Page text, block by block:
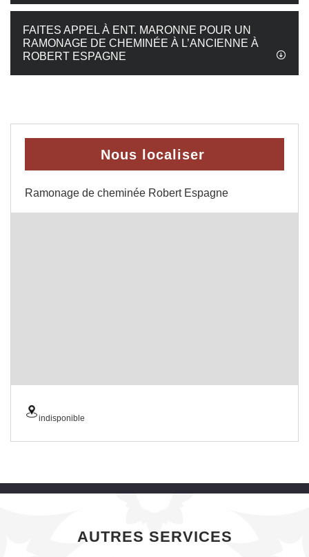
FAITES APPEL À ENT. MARONNE POUR UN
RAMONAGE DE CHEMINÉE À L’ANCIENNE À
ROBERT ESPAGNE
Nous localiser
Ramonage de cheminée Robert Espagne
indisponible
AUTRES SERVICES